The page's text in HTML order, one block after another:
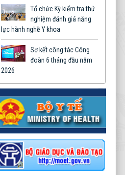
Tổ chức Kỳ kiểm tra thử
nghiệm đánh giá năng
lực hành nghề Y khoa
Sơ kết công tác Công
đoàn 6 tháng đầu năm
2026